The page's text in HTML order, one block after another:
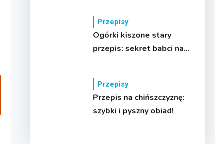
Przepisy
Ogórki kiszone stary
przepis: sekret babci na
Przepisy
Przepis na chińszczyznę:
szybki i pyszny obiad!